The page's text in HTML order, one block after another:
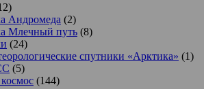
Андромеда (2)
Млечный путь (8)
(24)
спутники «Арктика» (1)
(5)
(144)